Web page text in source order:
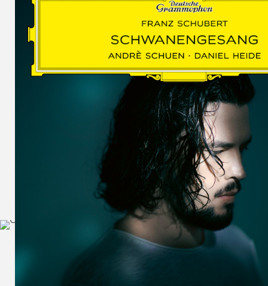
WOLF
MARTIN
SCHUMANN,
LIEDERKREIS
OP. 24
SECHS
MONOLOGE
AUS
JEDERMANN
GESÄNGE